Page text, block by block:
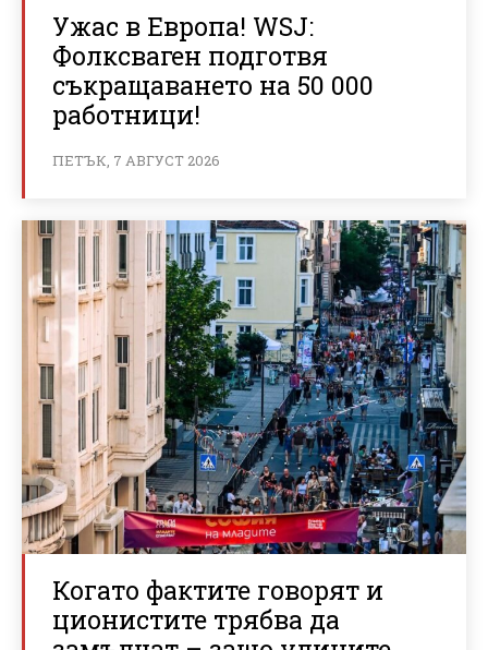
Ужас в Европа! WSJ:
Фолксваген подготвя
съкращаването на 50 000
работници!
ПЕТЪК, 7 АВГУСТ 2026
Когато фактите говорят и
ционистите трябва да